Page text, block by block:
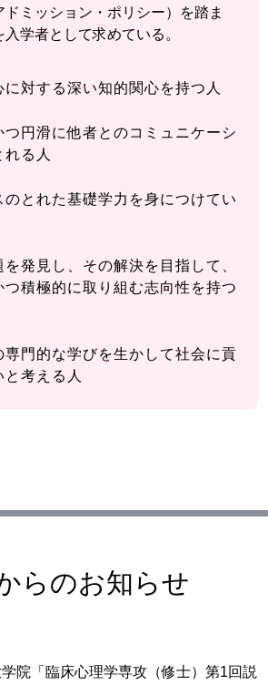
ミッション・ポリシー）を踏ま
学者として求めている。
に対する深い知的関心を持つ人
つ円滑に他者とのコミュニケーシ
れる人
のとれた基礎学力を身につけてい
を発見し、その解決を目指して、
つ積極的に取り組む志向性を持つ
専門的な学びを生かして社会に貢
と考える人
らのお知らせ
学院「臨床心理学専攻（修士）第1回説